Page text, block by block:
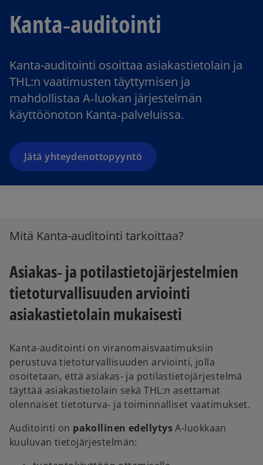
Kanta‑auditointi
Kanta-auditointi osoittaa asiakastietolain ja
THL:n vaatimusten täyttymisen ja
mahdollistaa A‑luokan järjestelmän
käyttöönoton Kanta‑palveluissa.
Jätä yhteydenottopyyntö
Mitä Kanta-auditointi tarkoittaa?
Asiakas‑ ja potilastietojärjestelmien
tietoturvallisuuden arviointi
asiakastietolain mukaisesti
Kanta‑auditointi on viranomaisvaatimuksiin
perustuva tietoturvallisuuden arviointi, jolla
osoitetaan, että asiakas‑ ja potilastietojärjestelmä
täyttää asiakastietolain sekä THL:n asettamat
olennaiset tietoturva‑ ja toiminnalliset vaatimukset.
Auditointi on pakollinen edellytysA-luokkaan
kuuluvan tietojärjestelmän: